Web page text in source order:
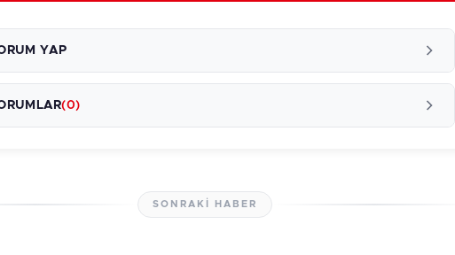
YAP
(0)
SONRAKI HABER